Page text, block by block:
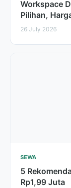
Workspace
Pilihan,
26 July 2026
SEWA
5
Rp1,99 Juta